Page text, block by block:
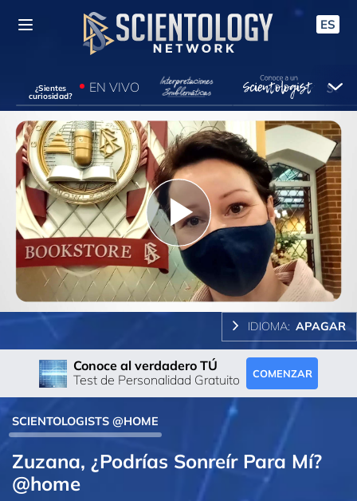
ES
¿Sientes
curiosidad?
EN VIVO
Play
Video
IDIOMA: APAGAR
Conoce al verdadero TÚ
Test de Personalidad Gratuito
COMENZAR
SCIENTOLOGISTS @HOME
Zuzana, ¿Podrías Sonreír Para Mí?
@home